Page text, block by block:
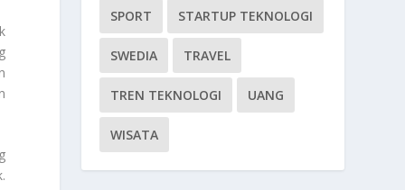
SPORT STARTUP TEKNOLOGI
SWEDIA TRAVEL
TREN TEKNOLOGI UANG
WISATA